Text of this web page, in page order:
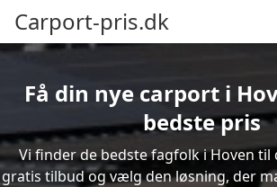
Carport-pris.dk
Få din nye carport i
bedste pris
Vi finder de bedste fagfolk i Hoven til
gratis tilbud og vælg den løsning, der